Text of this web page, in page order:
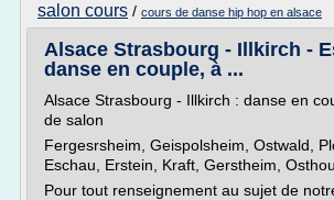
salon cours / cours de danse hip hop en alsace
Alsace Strasbourg - Illkirch -
danse en couple, à ...
Alsace Strasbourg - Illkirch : danse en
de salon
Fergesrsheim, Geispolsheim, Ostwald,
Eschau, Erstein, Kraft, Gerstheim,
Pour tout renseignement au sujet de